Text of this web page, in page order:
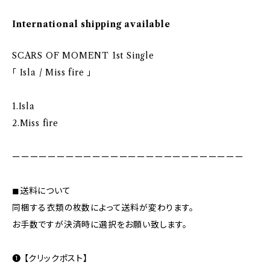
International shipping available
SCARS OF MOMENT 1st Single
「 Isla / Miss fire 」
1.Isla
2.Miss fire
ーーーーーーーーーーーーーーーーーーーーーーーーーー
◼︎送料について
同梱する衣類の枚数によって送料が変わります。
お手数ですが決済時に選択をお願い致します。
❶ 【クリックポスト】